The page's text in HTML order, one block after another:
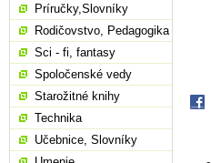
Príručky,Slovníky
Rodičovstvo, Pedagogika
Sci - fi, fantasy
Spoločenské vedy
Starožitné knihy
Technika
Učebnice, Slovníky